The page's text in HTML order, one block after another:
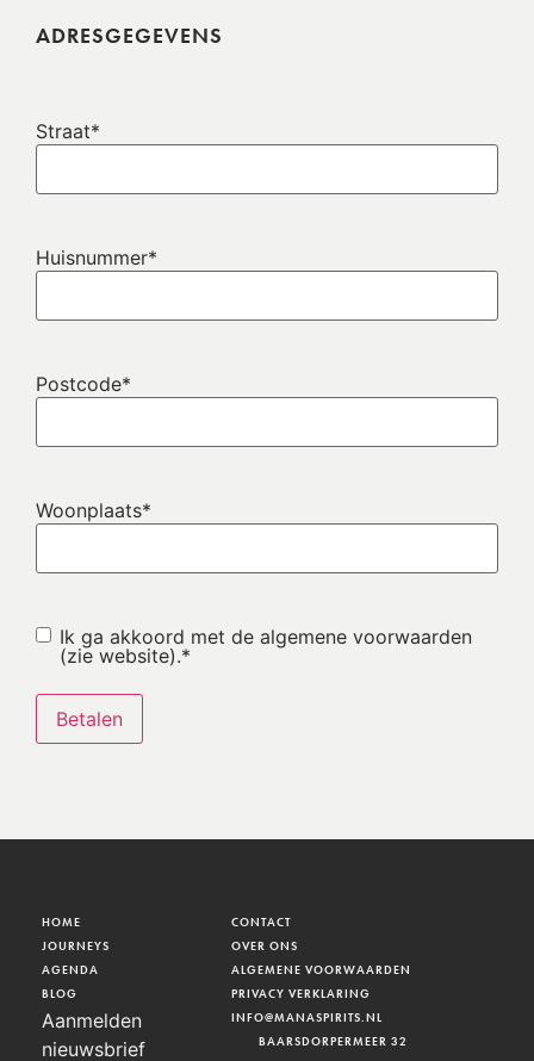
ADRESGEGEVENS
Straat*
Huisnummer*
Postcode*
Woonplaats*
Instemming*
Ik ga akkoord met de algemene voorwaarden
(zie website).*
HOME
JOURNEYS
AGENDA
BLOG
Aanmelden
nieuwsbrief
CONTACT
OVER ONS
ALGEMENE VOORWAARDEN
PRIVACY VERKLARING
INFO@MANASPIRITS.NL
BAARSDORPERMEER 32